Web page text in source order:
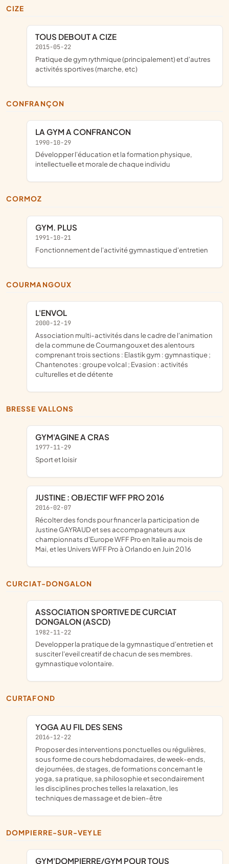
CIZE
TOUS DEBOUT A CIZE
2015-05-22
pratique de gym rythmique (principalement) et d'autres
activités sportives (marche, etc)
CONFRANÇON
LA GYM A CONFRANCON
1990-10-29
développer l'éducation et la formation physique,
intellectuelle et morale de chaque individu
CORMOZ
GYM. PLUS
1991-10-21
fonctionnement de l'activité gymnastique d'entretien
COURMANGOUX
L'ENVOL
2000-12-19
association multi-activités dans le cadre de l'animation
de la commune de Courmangoux et des alentours
comprenant trois sections : Elastik gym : gymnastique ;
Chantenotes : groupe volcal ; Evasion : activités
culturelles et de détente
BRESSE VALLONS
GYM'AGINE A CRAS
1977-11-29
sport et loisir
JUSTINE : OBJECTIF WFF PRO 2016
2016-02-07
récolter des fonds pour financer la participation de
Justine GAYRAUD et ses accompagnateurs aux
championnats d'Europe WFF Pro en Italie au mois de
Mai, et les Univers WFF Pro à Orlando en Juin 2016
CURCIAT-DONGALON
ASSOCIATION SPORTIVE DE CURCIAT
DONGALON (ASCD)
1982-11-22
developper la pratique de la gymnastique d'entretien et
susciter l'eveil creatif de chacun de ses membres.
gymnastique volontaire.
CURTAFOND
YOGA AU FIL DES SENS
2016-12-22
proposer des interventions ponctuelles ou régulières,
sous forme de cours hebdomadaires, de week-ends,
de journées, de stages, de formations concernant le
yoga, sa pratique, sa philosophie et secondairement
les disciplines proches telles la relaxation, les
techniques de massage et de bien-être
DOMPIERRE-SUR-VEYLE
GYM'DOMPIERRE/GYM POUR TOUS